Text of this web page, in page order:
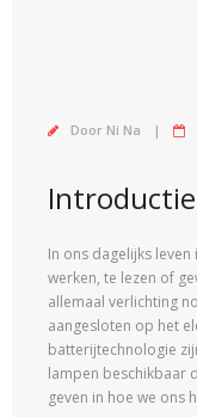
Door Ni Na
Introductie
In ons dagelijks
werken, te lezen of
allemaal verlichting
aangesloten op het
batterijtechnologie
lampen beschikbaar
geven in hoe we ons